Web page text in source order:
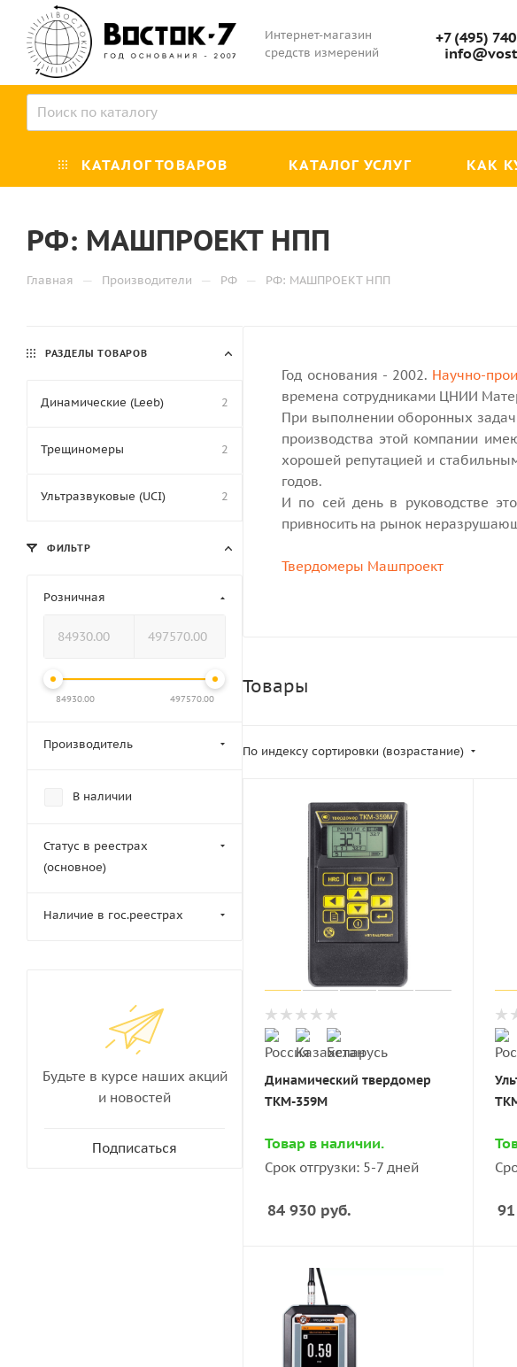
Интернет-магазин
средств измерений
+7 (495)
КАТАЛОГ ТОВАРОВ КАТАЛОГ УСЛУГ КАК
РФ: МАШПРОЕКТ НПП
Главная — Производители — РФ — РФ: МАШПРОЕКТ НПП
Год основания - 2002. Научно-
времена сотрудниками ЦНИИ
При выполнении оборонных
производства этой компании
хорошей репутацией и
годов.
И по сей день в руководстве
привносить на рынок
Твердомеры Машпроект
Товары
По индексу сортировки (возрастание)
Динамический твердомер
ТКМ-359М
Товар в наличии.
Срок отгрузки: 5-7 дней
84 930 руб.
РАЗДЕЛЫ ТОВАРОВ
Динамические (Leeb) 2
Трещиномеры 2
Ультразвуковые (UCI) 2
ФИЛЬТР
Розничная
84930.00 497570.00
Производитель
В наличии
Статус в реестрах
(основное)
Наличие в гос.реестрах
Будьте в курсе наших акций
и новостей
Подписаться